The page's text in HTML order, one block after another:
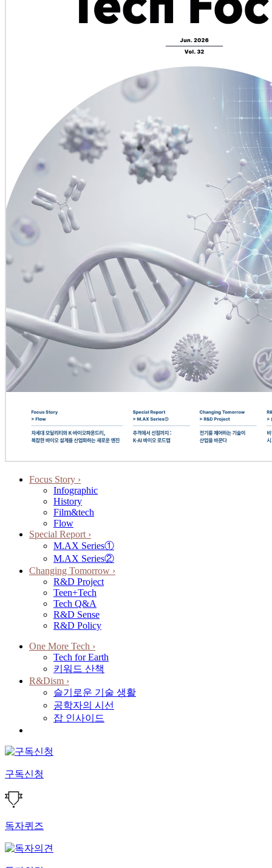
Focus Story ›
Infographic
History
Film&tech
Flow
Special Report ›
M.AX Series①
M.AX Series②
Changing Tomorrow ›
R&D Project
Teen+Tech
Tech Q&A
R&D Sense
R&D Policy
One More Tech ›
Tech for Earth
키워드 산책
R&Dism ›
슬기로운 기술 생활
공학자의 시선
잡 인사이드
구독신청
독자퀴즈